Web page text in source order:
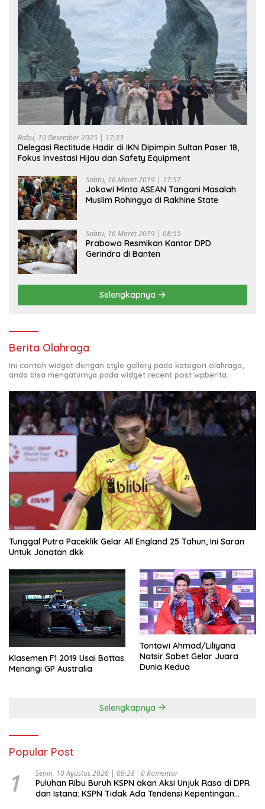
Rabu, 10 Desember 2025 | 17:33
Delegasi Rectitude Hadir di IKN Dipimpin Sultan Paser 18,
Fokus Investasi Hijau dan Safety Equipment
Sabtu, 16 Maret 2019 | 17:57
Jokowi Minta ASEAN Tangani Masalah
Muslim Rohingya di Rakhine State
Sabtu, 16 Maret 2019 | 08:55
Prabowo Resmikan Kantor DPD
Gerindra di Banten
Selengkapnya
Berita Olahraga
Ini contoh widget dengan style gallery pada kategori olahraga,
anda bisa mengaturnya pada widget recent post wpberita.
Tunggal Putra Paceklik Gelar All England 25 Tahun, Ini Saran
Untuk Jonatan dkk
Klasemen F1 2019 Usai Bottas
Menangi GP Australia
Tontowi Ahmad/Liliyana
Natsir Sabet Gelar Juara
Dunia Kedua
Selengkapnya
Popular Post
1 Senin, 10 Agustus 2026 | 09:28 0 Komentar
Puluhan Ribu Buruh KSPN akan Aksi Unjuk Rasa di DPR
dan Istana: KSPN Tidak Ada Tendensi Kepentingan